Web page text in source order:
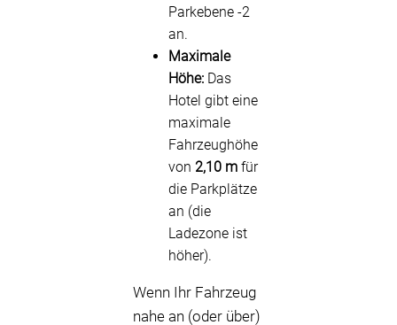
Parkebene -2
an.
Maximale
Höhe: Das
Hotel gibt eine
maximale
Fahrzeughöhe
von 2,10 m für
die Parkplätze
an (die
Ladezone ist
höher).
Wenn Ihr Fahrzeug
nahe an (oder über)